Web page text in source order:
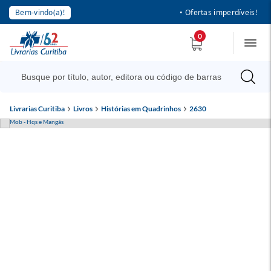
Bem-vindo(a)! • Ofertas imperdíveis!
0
Livrarias Curitiba Livros Histórias em Quadrinhos 2630